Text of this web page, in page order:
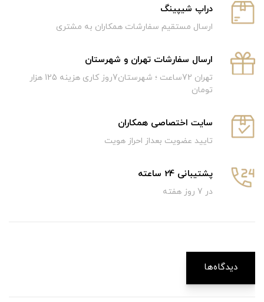
دراپ شیپینگ
ارسال مستقیم سفارشات همکاران به مشتری
ارسال سفارشات تهران و شهرستان
تهران 72ساعت ؛ شهرستان7روز کاری هزینه 125 هزار
تومان
سایت اختصاصی همکاران
تایید عضویت بعداز احراز هویت
پشتیبانی 24 ساعته
در 7 روز هفته
دیدگاه‌ها